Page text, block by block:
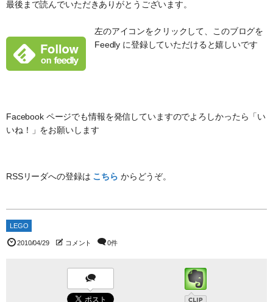
最後まで読んでいただきありがとうございます。
左のアイコンをクリックして、このブログを
Feedly に登録していただけると嬉しいです
Facebook ページでも情報を発信していますのでよろしかったら「い
いね！」をお願いします
RSSリーダへの登録は こちら からどうぞ。
LEGO
2010/04/29 コメント 0件